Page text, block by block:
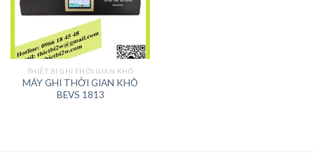
THIẾT BỊ GHI THỜI GIAN KHÔ
MÁY GHI THỜI GIAN KHÔ
BEVS 1813